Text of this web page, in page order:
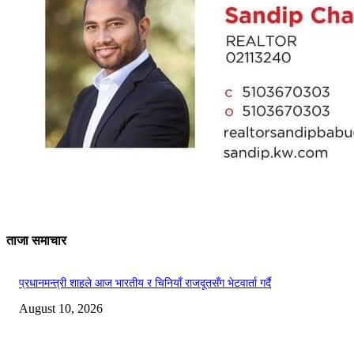
ताजा समाचार
प्रधानमन्त्री शाहले आज भारतीय र चिनियाँ राजदूतसँग भेटवार्ता गर्दै
August 10, 2026